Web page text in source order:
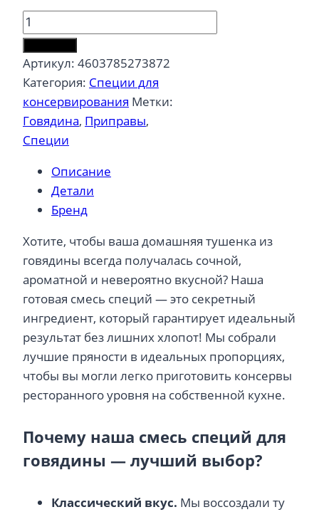
Количество
товара
Смесь
для
консервирования
для
мяса
Артикул: 4603785273872
Категория: Специи для
консервирования Метки:
Говядина, Приправы,
Специи
Описание
Детали
Бренд
Хотите, чтобы ваша домашняя тушенка из
говядины всегда получалась сочной,
ароматной и невероятно вкусной? Наша
готовая смесь специй — это секретный
ингредиент, который гарантирует идеальный
результат без лишних хлопот! Мы собрали
лучшие пряности в идеальных пропорциях,
чтобы вы могли легко приготовить консервы
ресторанного уровня на собственной кухне.
Почему наша смесь специй для
говядины — лучший выбор?
Классический вкус. Мы воссоздали ту